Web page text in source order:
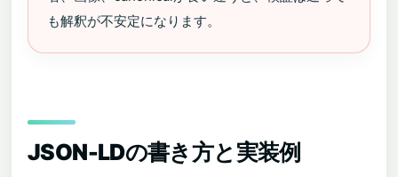
も解釈が不安定になります。
JSON-LDの書き方と実装例